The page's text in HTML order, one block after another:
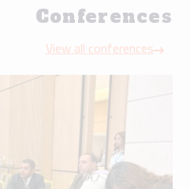
Conferences
View all conferences